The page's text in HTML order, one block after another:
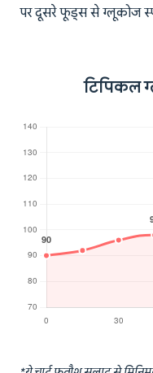
पर दूसरे फूड्स से ग्लूकोज
टिपिकल